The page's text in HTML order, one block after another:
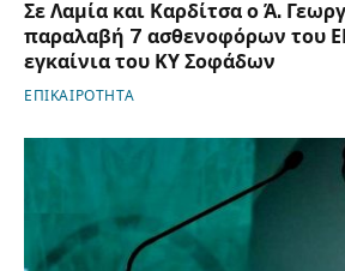
Σε Λαμία και Καρδίτσα ο Ά.
παραλαβή 7 ασθενοφόρων του
εγκαίνια του ΚΥ Σοφάδων
ΕΠΙΚΑΙΡΟΤΗΤΑ